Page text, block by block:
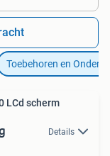
Toebehoren en
Details